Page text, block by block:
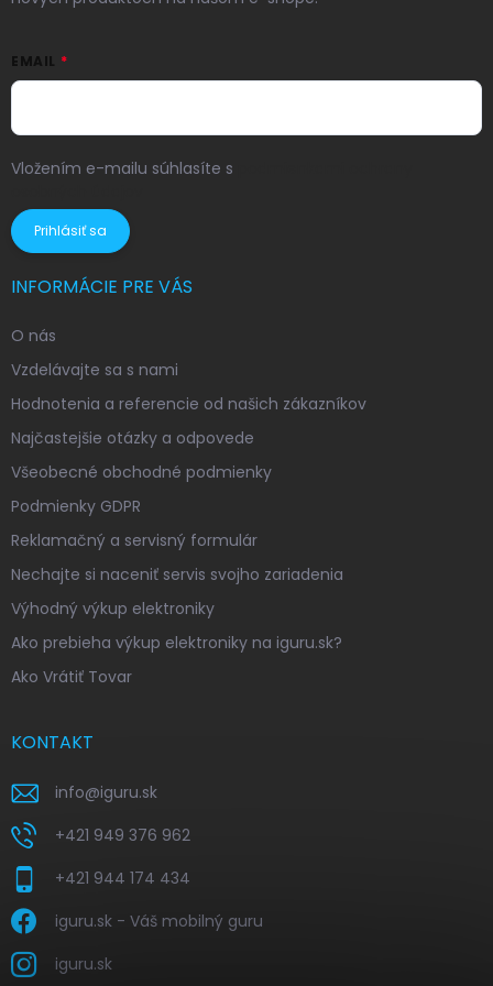
EMAIL
Vložením e-mailu súhlasíte s
Prihlásiť sa
INFORMÁCIE PRE VÁS
O nás
Vzdelávajte sa s nami
Hodnotenia a referencie od našich zákazníkov
Najčastejšie otázky a odpovede
Všeobecné obchodné podmienky
Podmienky GDPR
Reklamačný a servisný formulár
Nechajte si naceniť servis svojho zariadenia
Výhodný výkup elektroniky
Ako prebieha výkup elektroniky na iguru.sk?
Ako Vrátiť Tovar
KONTAKT
info@iguru.sk
+421 949 376 962
+421 944 174 434
iguru.sk - Váš mobilný guru
iguru.sk